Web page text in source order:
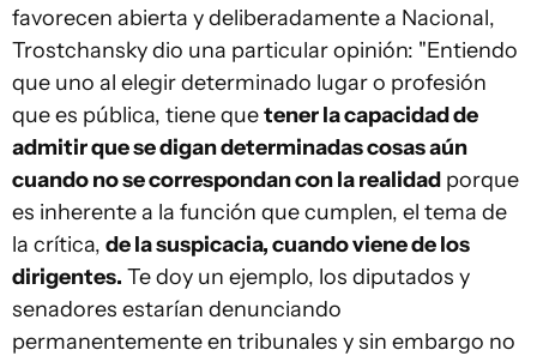
favorecen abierta y deliberadamente a Nacional,
Trostchansky dio una particular opinión: "Entiendo
que uno al elegir determinado lugar o profesión
que es pública, tiene quetener la capacidad de
admitir que se digan determinadas cosas aún
cuando no se correspondan con la realidad porque
es inherente a la función que cumplen, el tema de
la crítica, de la suspicacia, cuando viene de los
dirigentes. Te doy un ejemplo, los diputados y
senadores estarían denunciando
permanentemente en tribunales y sin embargo no